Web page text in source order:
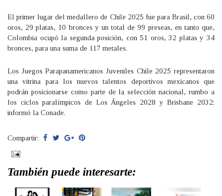
El primer lugar del medallero de Chile 2025 fue para Brasil, con 60
oros, 29 platas, 10 bronces y un total de 99 preseas, en tanto que,
Colombia ocupó la segunda posición, con 51 oros, 32 platas y 34
bronces, para una suma de 117 metales.
Los Juegos Parapanamericanos Juveniles Chile 2025 representaron
una vitrina para los nuevos talentos deportivos mexicanos que
podrán posicionarse como parte de la selección nacional, rumbo a
los ciclos paralímpicos de Los Ángeles 2028 y Brisbane 2032;
informó la Conade.
Compartir:
También puede interesarte: